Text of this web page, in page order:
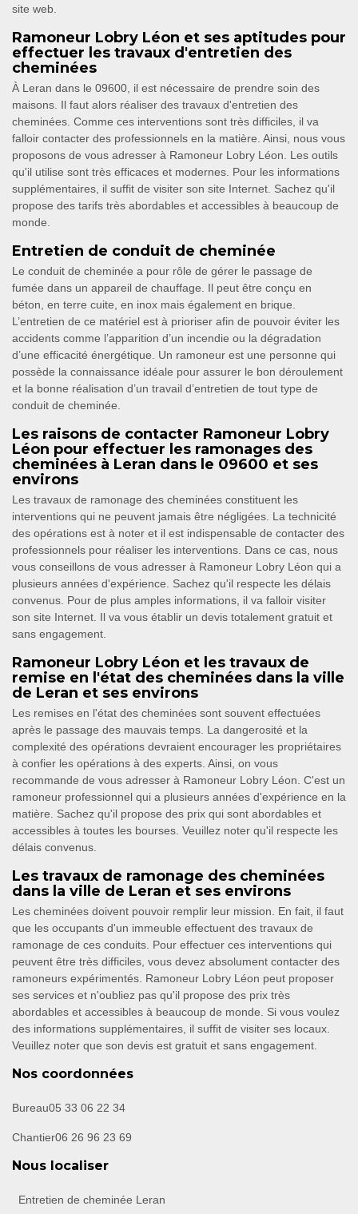
site web.
Ramoneur Lobry Léon et ses aptitudes pour
effectuer les travaux d'entretien des
cheminées
À Leran dans le 09600, il est nécessaire de prendre soin des
maisons. Il faut alors réaliser des travaux d'entretien des
cheminées. Comme ces interventions sont très difficiles, il va
falloir contacter des professionnels en la matière. Ainsi, nous vous
proposons de vous adresser à Ramoneur Lobry Léon. Les outils
qu'il utilise sont très efficaces et modernes. Pour les informations
supplémentaires, il suffit de visiter son site Internet. Sachez qu'il
propose des tarifs très abordables et accessibles à beaucoup de
monde.
Entretien de conduit de cheminée
Le conduit de cheminée a pour rôle de gérer le passage de
fumée dans un appareil de chauffage. Il peut être conçu en
béton, en terre cuite, en inox mais également en brique.
L’entretien de ce matériel est à prioriser afin de pouvoir éviter les
accidents comme l’apparition d’un incendie ou la dégradation
d’une efficacité énergétique. Un ramoneur est une personne qui
possède la connaissance idéale pour assurer le bon déroulement
et la bonne réalisation d’un travail d’entretien de tout type de
conduit de cheminée.
Les raisons de contacter Ramoneur Lobry
Léon pour effectuer les ramonages des
cheminées à Leran dans le 09600 et ses
environs
Les travaux de ramonage des cheminées constituent les
interventions qui ne peuvent jamais être négligées. La technicité
des opérations est à noter et il est indispensable de contacter des
professionnels pour réaliser les interventions. Dans ce cas, nous
vous conseillons de vous adresser à Ramoneur Lobry Léon qui a
plusieurs années d'expérience. Sachez qu'il respecte les délais
convenus. Pour de plus amples informations, il va falloir visiter
son site Internet. Il va vous établir un devis totalement gratuit et
sans engagement.
Ramoneur Lobry Léon et les travaux de
remise en l'état des cheminées dans la ville
de Leran et ses environs
Les remises en l'état des cheminées sont souvent effectuées
après le passage des mauvais temps. La dangerosité et la
complexité des opérations devraient encourager les propriétaires
à confier les opérations à des experts. Ainsi, on vous
recommande de vous adresser à Ramoneur Lobry Léon. C'est un
ramoneur professionnel qui a plusieurs années d'expérience en la
matière. Sachez qu'il propose des prix qui sont abordables et
accessibles à toutes les bourses. Veuillez noter qu'il respecte les
délais convenus.
Les travaux de ramonage des cheminées
dans la ville de Leran et ses environs
Les cheminées doivent pouvoir remplir leur mission. En fait, il faut
que les occupants d'un immeuble effectuent des travaux de
ramonage de ces conduits. Pour effectuer ces interventions qui
peuvent être très difficiles, vous devez absolument contacter des
ramoneurs expérimentés. Ramoneur Lobry Léon peut proposer
ses services et n'oubliez pas qu'il propose des prix très
abordables et accessibles à beaucoup de monde. Si vous voulez
des informations supplémentaires, il suffit de visiter ses locaux.
Veuillez noter que son devis est gratuit et sans engagement.
Nos coordonnées
Bureau05 33 06 22 34
Chantier06 26 96 23 69
Nous localiser
Entretien de cheminée Leran